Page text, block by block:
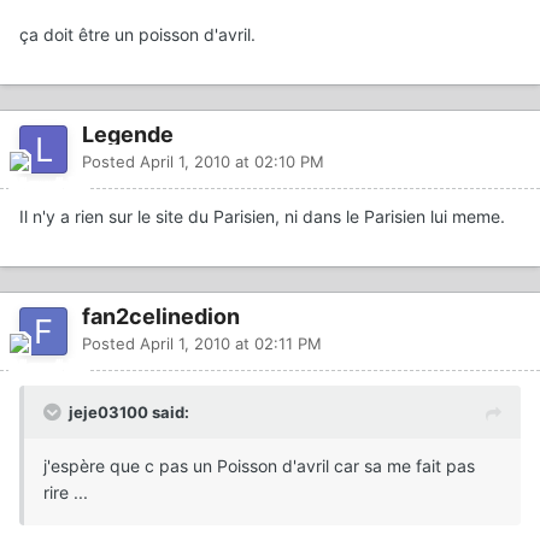
ça doit être un poisson d'avril.
Legende
Posted April 1, 2010 at 02:10 PM
Il n'y a rien sur le site du Parisien, ni dans le Parisien lui meme.
fan2celinedion
Posted April 1, 2010 at 02:11 PM
jeje03100 said:
j'espère que c pas un Poisson d'avril car sa me fait pas
rire ...